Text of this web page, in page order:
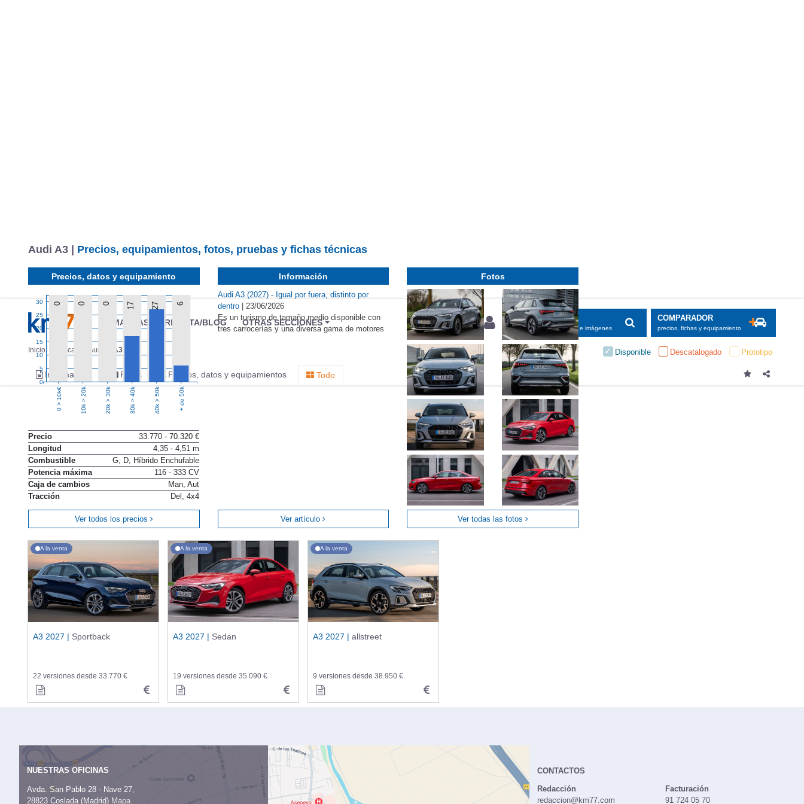
MARCAS REVISTA/BLOG OTRAS SECCIONES BUSCADOR
informaciones, fichas e imágenes
COMPARADOR
precios, fichas y equipamiento
Inicio Marcas Audi A3 Disponible Descatalogado Prototipo
Información Fotos Precios, datos y equipamientos Todo
Audi A3 | Precios, equipamientos, fotos, pruebas y fichas técnicas
Precios, datos y equipamiento
0
5
10
15
20
25
30 0 0 0 17 27 6
0 > 10k€ 10k > 20k 20k > 30k 30k > 40k 40k > 50k + de 50k
Precio
33.770 - 70.320 €
Longitud
4,35 - 4,51 m
Combustible
G, D, Híbrido Enchufable
Potencia máxima
116 - 333 CV
Caja de cambios
Man, Aut
Tracción
Del, 4x4
Ver todos los precios
Información
Audi A3 (2027) - Igual por fuera, distinto por
dentro | 23/06/2026
Es un turismo de tamaño medio disponible con
tres carrocerías y una diversa gama de motores
Ver artículo
Fotos
Ver todas las fotos
A la venta
A3 2027 | Sportback
22 versiones desde 33.770 €
A la venta
A3 2027 | Sedan
19 versiones desde 35.090 €
A la venta
A3 2027 | allstreet
9 versiones desde 38.950 €
NUESTRAS OFICINAS
Avda. San Pablo 28 - Nave 27,
28823 Coslada (Madrid) Mapa
CONTACTOS
Redacción
redaccion@km77.com
Facturación
91 724 05 70